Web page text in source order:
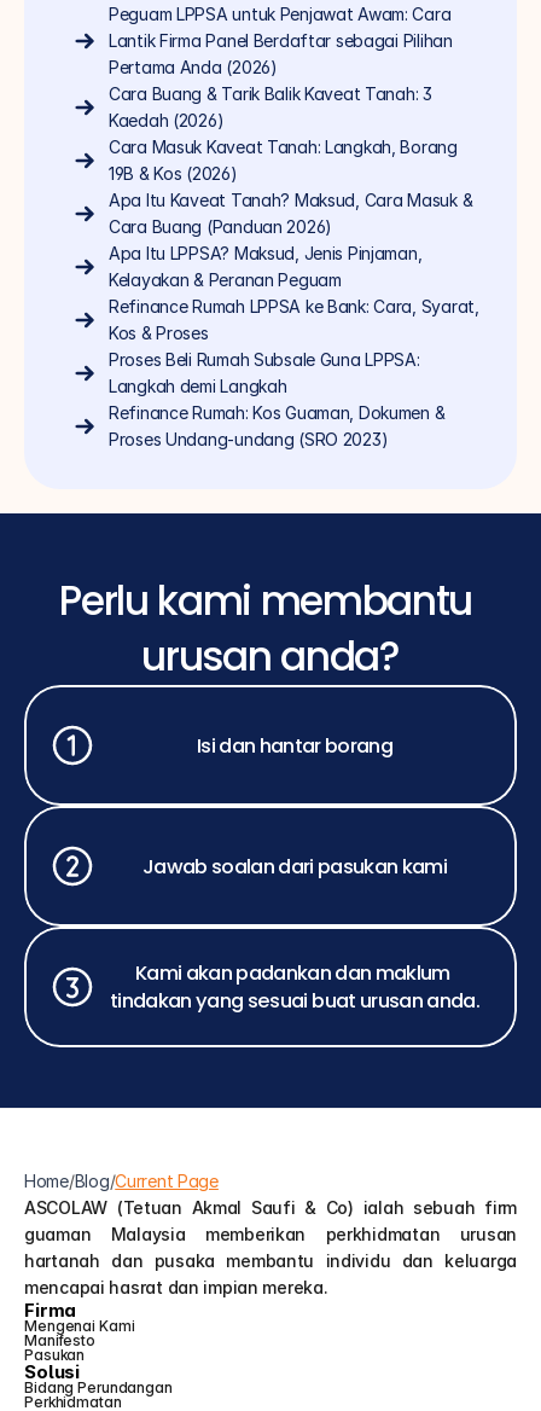
Peguam LPPSA untuk Penjawat Awam: Cara
Lantik Firma Panel Berdaftar sebagai Pilihan
Pertama Anda (2026)
Cara Buang & Tarik Balik Kaveat Tanah: 3
Kaedah (2026)
Cara Masuk Kaveat Tanah: Langkah, Borang
19B & Kos (2026)
Apa Itu Kaveat Tanah? Maksud, Cara Masuk &
Cara Buang (Panduan 2026)
Apa Itu LPPSA? Maksud, Jenis Pinjaman,
Kelayakan & Peranan Peguam
Refinance Rumah LPPSA ke Bank: Cara, Syarat,
Kos & Proses
Proses Beli Rumah Subsale Guna LPPSA:
Langkah demi Langkah
Refinance Rumah: Kos Guaman, Dokumen &
Proses Undang-undang (SRO 2023)
Perlu kami membantu
urusan anda?
Isi dan hantar borang
Jawab soalan dari pasukan kami
Kami akan padankan dan maklum
tindakan yang sesuai buat urusan anda.
Home/Blog/Current Page
ASCOLAW (Tetuan Akmal Saufi & Co) ialah sebuah firm
guaman Malaysia memberikan perkhidmatan urusan
hartanah dan pusaka membantu individu dan keluarga
mencapai hasrat dan impian mereka.
Firma
Mengenai Kami
Manifesto
Pasukan
Solusi
Bidang Perundangan
Perkhidmatan